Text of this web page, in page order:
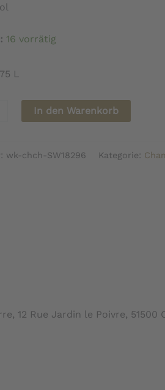
16 vorrätig
L
In den Warenkorb
wk-chch-SW18296 Kategorie:
12 Rue Jardin le Poivre, 51500